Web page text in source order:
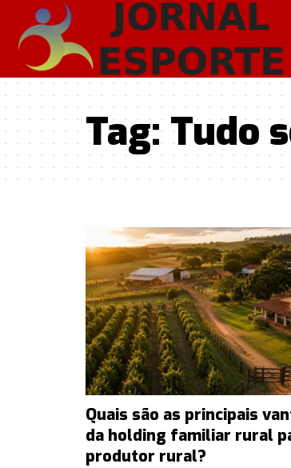
Tag:Tudo
Quais são as principais
da holding familiar rural
produtor rural?